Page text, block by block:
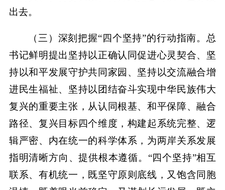
出去。
（三）深刻把握“四个坚持”的行动指南。总
书记鲜明提出坚持以正确认同促进心灵契合、坚
持以和平发展守护共同家园、坚持以交流融合增
进民生福祉、坚持以团结奋斗实现中华民族伟大
复兴的重要主张，从认同根基、和平保障、融合
路径、复兴目标四个维度，构建起系统完整、逻
辑严密、内在统一的科学体系，为两岸关系发展
指明清晰方向、提供根本遵循。“四个坚持”相互
联系、有机统一，既坚守原则底线，又饱含同胞